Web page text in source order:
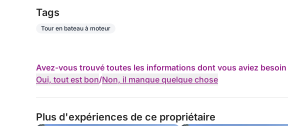
Tags
Tour en bateau à moteur
Avez-vous trouvé toutes les informations dont vous aviez besoin
Oui, tout est bon/Non, il manque quelque chose
Plus d'expériences de ce propriétaire